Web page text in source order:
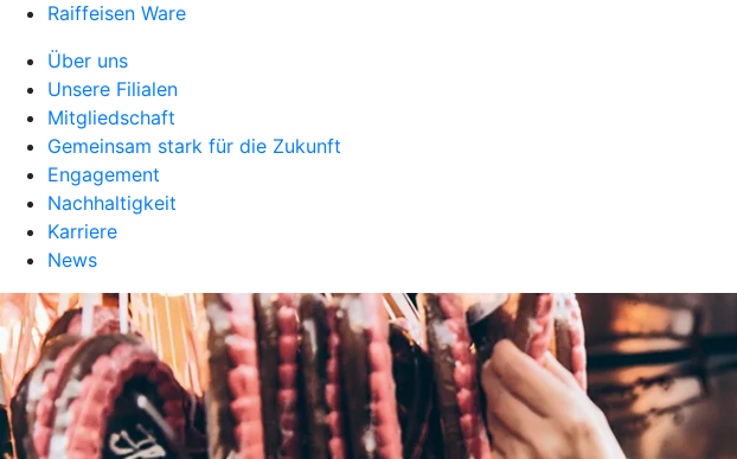
Raiffeisen Ware
Über uns
Unsere Filialen
Mitgliedschaft
Gemeinsam stark für die Zukunft
Engagement
Nachhaltigkeit
Karriere
News